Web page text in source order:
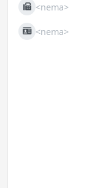
Fax <nema>
JIB <nema>